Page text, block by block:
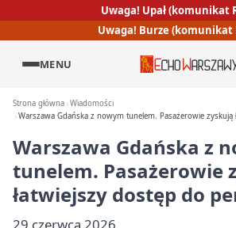
Uwaga! Upał (komunikat
Uwaga! Burze (komunikat
MENU
Strona główna Wiadomości
Warszawa Gdańska z nowym tunelem. Pasażerowie
Warszawa Gdańska z
tunelem. Pasażerowie
łatwiejszy dostęp do